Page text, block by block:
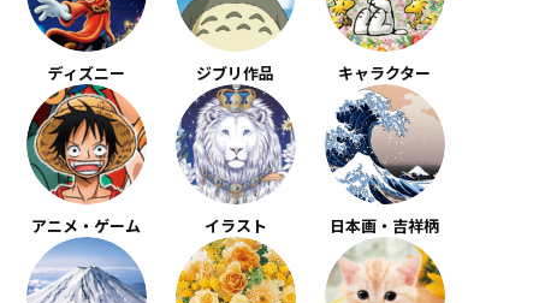
ディズニー ジブリ作品 キャラクター
アニメ・ゲーム イラスト 日本画・吉祥柄